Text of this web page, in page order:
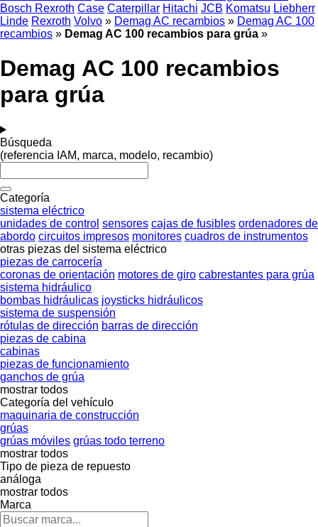
Bosch Rexroth Case Caterpillar Hitachi JCB Komatsu Liebherr
Linde Rexroth Volvo » Demag AC recambios » Demag AC 100
recambios » Demag AC 100 recambios para grúa »
Demag AC 100 recambios
para grúa
Búsqueda
(referencia IAM, marca, modelo, recambio)
Categoría
sistema eléctrico
unidades de control sensores cajas de fusibles ordenadores de
abordo circuitos impresos monitores cuadros de instrumentos
otras piezas del sistema eléctrico
piezas de carrocería
coronas de orientación motores de giro cabrestantes para grúa
sistema hidráulico
bombas hidráulicas joysticks hidráulicos
sistema de suspensión
rótulas de dirección barras de dirección
piezas de cabina
cabinas
piezas de funcionamiento
ganchos de grúa
mostrar todos
Categoría del vehículo
maquinaria de construcción
grúas
grúas móviles grúas todo terreno
mostrar todos
Tipo de pieza de repuesto
análoga
mostrar todos
Marca